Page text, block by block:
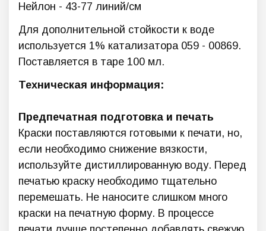
Нейлон - 43-77 линий/см
Для дополнительной стойкости к воде
используется 1% катализатора 059 - 00869.
Поставляется в таре 100 мл.
Техническая информация:
Предпечатная подготовка и печать
Краски поставляются готовыми к печати, но,
если необходимо снижение вязкости,
используйте дистиллированную воду. Перед
печатью краску необходимо тщательно
перемешать. Не наносите слишком много
краски на печатную форму. В процессе